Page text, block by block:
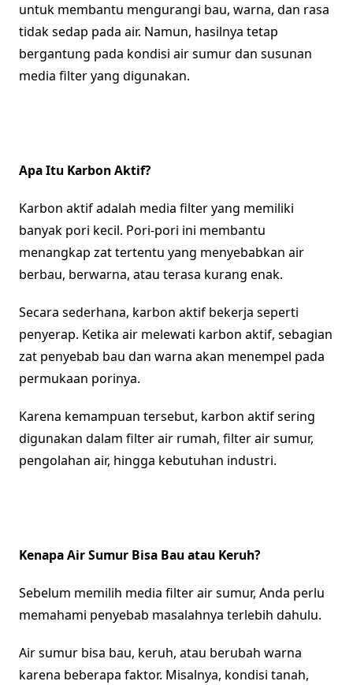
untuk membantu mengurangi bau, warna, dan rasa
tidak sedap pada air. Namun, hasilnya tetap
bergantung pada kondisi air sumur dan susunan
media filter yang digunakan.
Apa Itu Karbon Aktif?
Karbon aktif adalah media filter yang memiliki
banyak pori kecil. Pori-pori ini membantu
menangkap zat tertentu yang menyebabkan air
berbau, berwarna, atau terasa kurang enak.
Secara sederhana, karbon aktif bekerja seperti
penyerap. Ketika air melewati karbon aktif, sebagian
zat penyebab bau dan warna akan menempel pada
permukaan porinya.
Karena kemampuan tersebut, karbon aktif sering
digunakan dalam filter air rumah, filter air sumur,
pengolahan air, hingga kebutuhan industri.
Kenapa Air Sumur Bisa Bau atau Keruh?
Sebelum memilih media filter air sumur, Anda perlu
memahami penyebab masalahnya terlebih dahulu.
Air sumur bisa bau, keruh, atau berubah warna
karena beberapa faktor. Misalnya, kondisi tanah,